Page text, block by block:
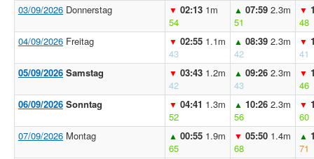
03/09/2026 Donnerstag ▼ 02:13 1m
54
▲ 07:59 2.3m
51
▼
48
04/09/2026 Freitag ▼ 02:55 1.1m
43
▲ 08:39 2.3m
42
▼
41
05/09/2026 Samstag ▼ 03:43 1.2m
42
▲ 09:26 2.3m
43
▼
46
06/09/2026 Sonntag ▼ 04:41 1.3m
52
▲ 10:26 2.3m
56
▼
60
07/09/2026 Montag ▲ 00:55 1.9m
65
▼ 05:50 1.4m
68
▲
71